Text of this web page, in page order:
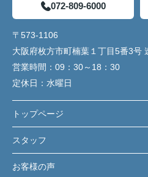
072-809-6000
〒573-1106
大阪府枚方市町楠葉１丁目5番3号
営業時間： 09：30～18：30
定休日： 水曜日
トップページ
スタッフ
お客様の声